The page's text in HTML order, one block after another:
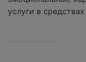
услуги в